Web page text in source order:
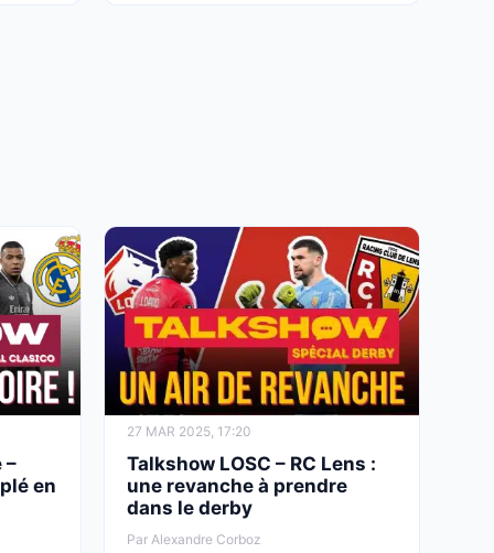
–
en
27 MAR 2025, 17:20
Talkshow LOSC – RC Lens :
une revanche à prendre
dans le derby
Par Alexandre Corboz